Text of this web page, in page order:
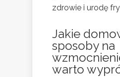
zdrowie i urodę
Jakie
sposoby na
warto